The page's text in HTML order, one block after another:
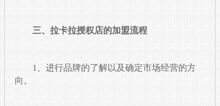
三、拉卡拉授权店的加盟流程
1、进行品牌的了解以及确定市场经营的方
向。